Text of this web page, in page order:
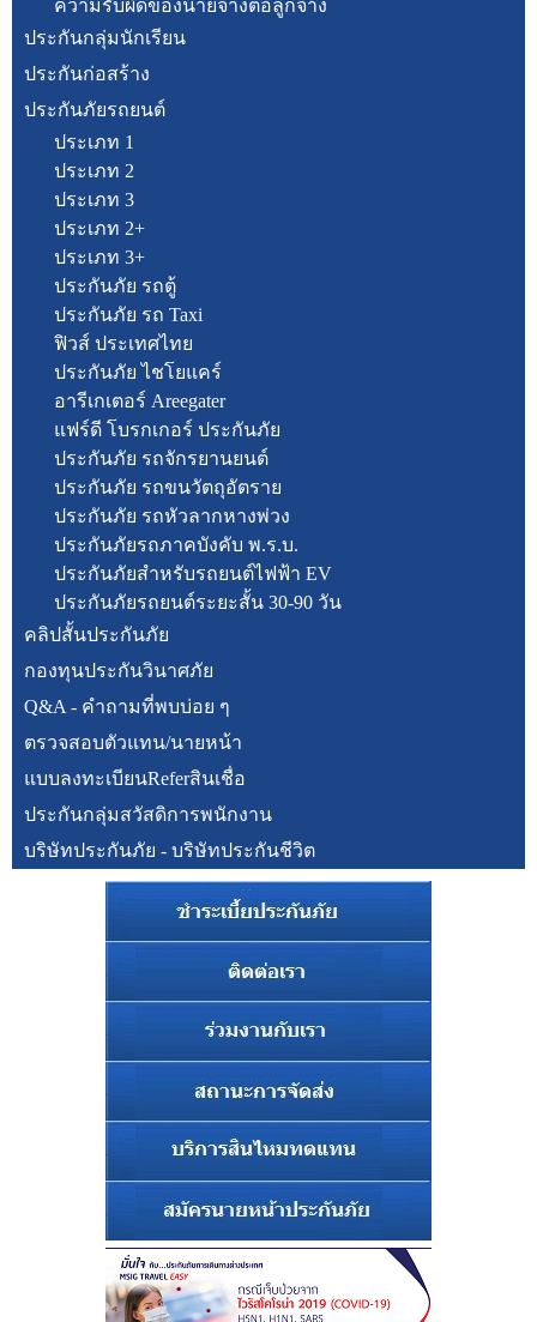
ความรับผิดของนายจ้างต่อลูกจ้าง
ประกันกลุ่มนักเรียน
ประกันก่อสร้าง
ประกันภัยรถยนต์
ประเภท 1
ประเภท 2
ประเภท 3
ประเภท 2+
ประเภท 3+
ประกันภัย รถตู้
ประกันภัย รถ Taxi
ฟิวส์ ประเทศไทย
ประกันภัย ไชโยแคร์
อารีเกเตอร์ Areegater
แฟร์ดี โบรกเกอร์ ประกันภัย
ประกันภัย รถจักรยานยนต์
ประกันภัย รถขนวัตถุอัตราย
ประกันภัย รถหัวลากหางพ่วง
ประกันภัยรถภาคบังคับ พ.ร.บ.
ประกันภัยสำหรับรถยนต์ไฟฟ้า EV
ประกันภัยรถยนต์ระยะสั้น 30-90 วัน
คลิปสั้นประกันภัย
กองทุนประกันวินาศภัย
Q&A - คำถามที่พบบ่อย ๆ
ตรวจสอบตัวแทน/นายหน้า
แบบลงทะเบียนReferสินเชื่อ
ประกันกลุ่มสวัสดิการพนักงาน
บริษัทประกันภัย - บริษัทประกันชีวิต